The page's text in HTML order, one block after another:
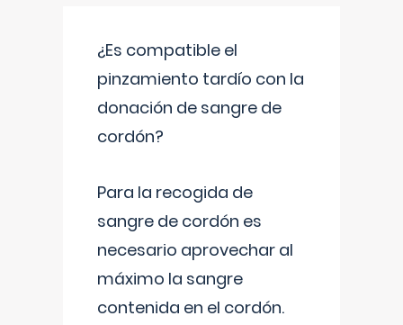
¿Es compatible el
pinzamiento tardío con la
donación de sangre de
cordón?
Para la recogida de
sangre de cordón es
necesario aprovechar al
máximo la sangre
contenida en el cordón.